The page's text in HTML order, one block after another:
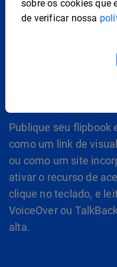
seção Personalizar e
uma Descrição para
Publique seu flipbook
como um link de
ou como um site
ativar o recurso de
clique no teclado, e
VoiceOver ou
alta.
sobre os cookies que
de verificar nossa